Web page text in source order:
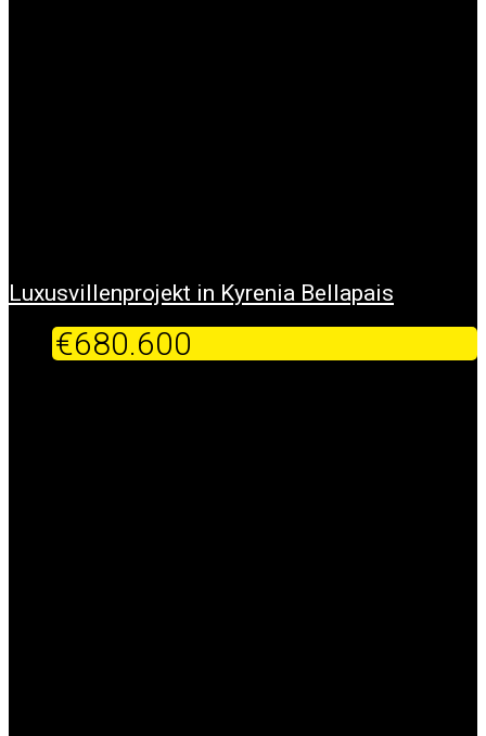
Luxusvillenprojekt in Kyrenia Bellapais
€680.600